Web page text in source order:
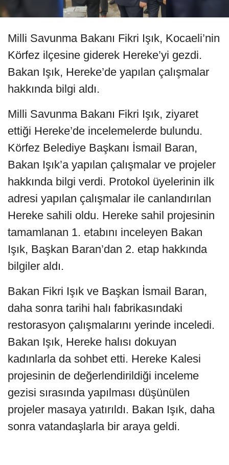
Milli Savunma Bakanı Fikri Işık, Kocaeli’nin
Körfez ilçesine giderek Hereke’yi gezdi.
Bakan Işık, Hereke’de yapılan çalışmalar
hakkında bilgi aldı.
Milli Savunma Bakanı Fikri Işık, ziyaret
ettiği Hereke’de incelemelerde bulundu.
Körfez Belediye Başkanı İsmail Baran,
Bakan Işık’a yapılan çalışmalar ve projeler
hakkında bilgi verdi. Protokol üyelerinin ilk
adresi yapılan çalışmalar ile canlandırılan
Hereke sahili oldu. Hereke sahil projesinin
tamamlanan 1. etabını inceleyen Bakan
Işık, Başkan Baran’dan 2. etap hakkında
bilgiler aldı.
Bakan Fikri Işık ve Başkan İsmail Baran,
daha sonra tarihi halı fabrikasındaki
restorasyon çalışmalarını yerinde inceledi.
Bakan Işık, Hereke halısı dokuyan
kadınlarla da sohbet etti. Hereke Kalesi
projesinin de değerlendirildiği inceleme
gezisi sırasında yapılması düşünülen
projeler masaya yatırıldı. Bakan Işık, daha
sonra vatandaşlarla bir araya geldi.